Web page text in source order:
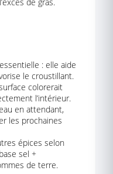
: elle aide
le croustillant.
colorerait
l’intérieur.
en attendant,
les prochaines
épices selon
sel +
de terre.